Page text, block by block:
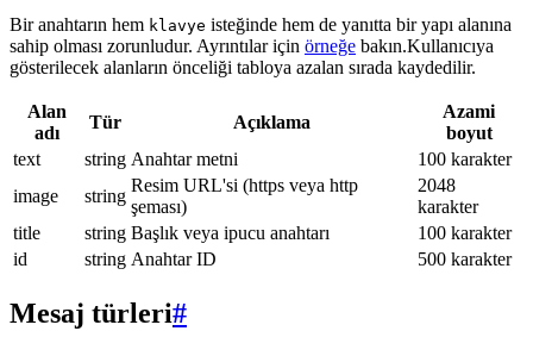
Bir anahtarın hem klavye isteğinde hem de yanıtta bir yapı alanına
sahip olması zorunludur. Ayrıntılar için örneğe bakın.Kullanıcıya
gösterilecek alanların önceliği tabloya azalan sırada kaydedilir.
Alan
adı
Tür Açıklama
Azami
boyut
text
string Anahtar metni
100 karakter
image
string
Resim URL'si (https veya http
şeması)
2048
karakter
title
string Başlık veya ipucu anahtarı
100 karakter
id
string Anahtar ID 500 karakter
Mesaj türleri#